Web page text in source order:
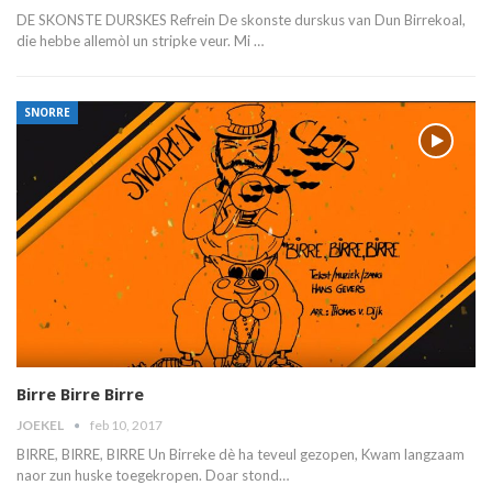
DE SKONSTE DURSKES Refrein De skonste durskus van Dun Birrekoal,
die hebbe allemòl un stripke veur. Mi …
SNORRE
Birre Birre Birre
JOEKEL feb 10, 2017
BIRRE, BIRRE, BIRRE Un Birreke dè ha teveul gezopen, Kwam langzaam
naor zun huske toegekropen. Doar stond…